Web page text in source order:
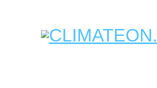
Кондиционеры и сплит-системы,